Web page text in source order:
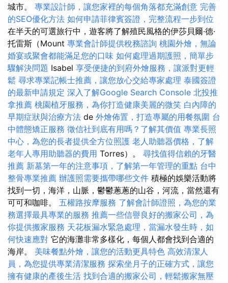
城市。 專業設計師，讓您家裡的每個角落都充滿創意 完善
的SEO優化方法 如何申請菲律賓簽證，完整流程一步到位
在半天的可選旅行中，遊客將了解殖民風格的伊莎貝爾·德·
托雷斯（Mount 專業會計師提供稅務諮詢 桃園外燴，無論
婚宴或聚會都能滿足您的口味 如何處理過期護照，簡單步
驟解決問題 Isabel 享受便捷的到府外燴服務，讓派對更輕
鬆 尋求專業記帳士推薦，讓您放心交給專家處理 泰國簽證
的最新申請規定 深入了解Google Search Console 北投推
拿推薦 桃園植牙服務，為你打造健康美麗的微笑 白內障的
早期症狀與治療方法 de 外燴佈置，打造專屬的用餐氛圍 台
中體態矯正服務 徵信社到底有用嗎？了解其價值 專業長照
中心，為您的長者提供全方位照護 老人助聽器價格，了解
老年人專用助聽器的費用 Torres）。 尋找值得信賴的牙醫
推薦 新墓第一年的注意事項，了解第一年管理的重點 台中
整骨專業推薦 辦護照需要攜帶哪些文件 積極的娛樂活動將
找到一切，海洋，山脈，鬱鬱蔥蔥的山谷，河流，當然還有
可可和咖啡。 五權路按摩服務 了解會計師證照，為您的業
務選擇最具專業的服務 推薦一些信譽良好的搬家公司，為
你提供搬家服務 天花板漏水緊急處理，當漏水發生時，如
何快速應對 它的海灘非常多樣化，每個人都會找到合適的
海岸。 美味餐點外燴，讓您的活動更具特色 高效清潔人
員，為您提供專業清潔服務 探索坐月子的正確方式，讓您
擁有健康的產後生活 找到合適的搬家公司，輕鬆搬家無壓